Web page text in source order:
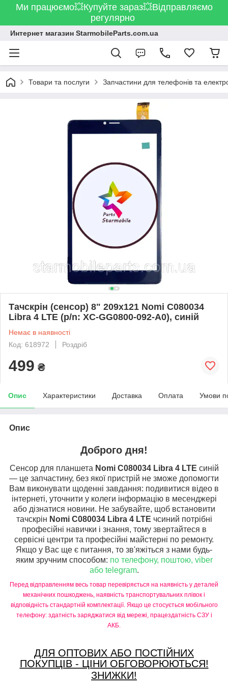
Ми працюємо💥Купуйте зараз💥Відправляємо
регулярно
Интернет магазин StarmobileParts.com.ua
Товари та послуги Запчастини для телефонів та
Тачскрін (сенсор) 8" 209x121 Nomi C080034
Libra 4 LTE (p/n: XC-GG0800-092-A0), синій
Немає в наявності
Код: 618972
Роздріб
499 ₴
Опис Характеристики Доставка Оплата Умови
Опис
Доброго дня!
Сенсор для планшета Nomi C080034 Libra 4 LTE синій
— це запчастину, без якої пристрій не зможе допомогти
Вам виконувати щоденні завдання: подивитися відео в
інтернеті, уточнити у колеги інформацію в месенджері
або дізнатися новини. Не забувайте, щоб встановити
тачскрін Nomi C080034 Libra 4 LTE чсиний потрібні
професійні навички і знання, тому звертайтеся в
сервісні центри та професійні майстерні по ремонту.
Якщо у Вас ще є питання, то зв'яжіться з нами будь-
яким зручним способом: по телефону, поштою, viber
або telegram.
Перед відправленням весь товар перевіряється на наявність у деталей
механічних пошкоджень, наявність транспортувальних плівок і
відповідність стандартній комплектації. Якщо це стосується мобільного
телефону: здатність заряджатися від мережі, працездатність СЗУ і
АКБ.
ДЛЯ ОПТОВИХ АБО ПОСТІЙНИХ
ПОКУПЦІВ - ЦІНИ ОБГОВОРЮЮТЬСЯ!
ЗНИЖКИ!